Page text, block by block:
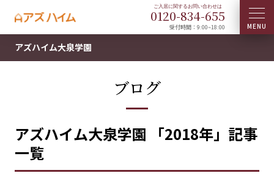
0120-834-655
受付時間：9:00~18:00
アズハイム大泉学園
ブログ
アズハイム大泉学園 「2018年」記事
一覧